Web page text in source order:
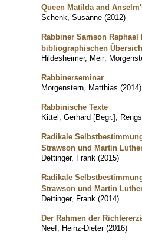
Queen Matilda and
Schenk, Susanne (2012)
Rabbiner Samson
bibliographischen
Hildesheimer, Meir;
Rabbinerseminar
Morgenstern, Matthias (2014)
Rabbinische Texte
Kittel, Gerhard [Begr.];
Radikale
Strawson und Martin
Dettinger, Frank (2015)
Radikale
Strawson und Martin
Dettinger, Frank (2014)
Der Rahmen der
Neef, Heinz-Dieter (2016)